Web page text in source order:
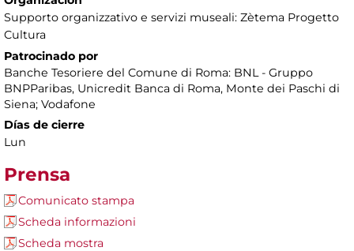
Supporto organizzativo e servizi museali: Zètema Progetto
Cultura
Patrocinado por
Banche Tesoriere del Comune di Roma: BNL - Gruppo
BNPParibas, Unicredit Banca di Roma, Monte dei Paschi di
Siena; Vodafone
Días de cierre
Lun
Prensa
Comunicato stampa
Scheda informazioni
Scheda mostra